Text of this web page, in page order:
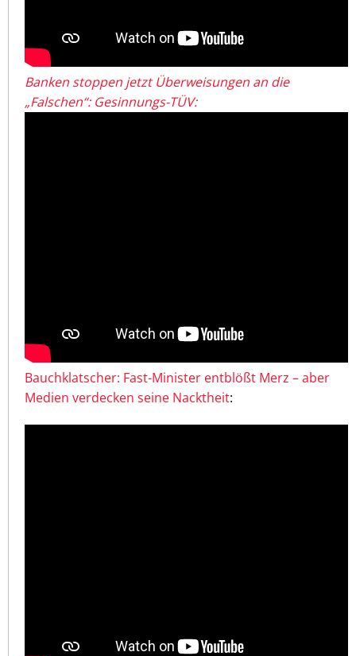
Banken stoppen jetzt Überweisungen an die
„Falschen“: Gesinnungs-TÜV:
Bauchklatscher: Fast-Minister entblößt Merz – aber
Medien verdecken seine Nacktheit: